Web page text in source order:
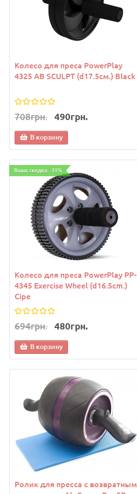
Козырек теннисный женский
Joma 400635-002 Бирюзовый
Колесо для преса PowerPlay
4325 AB SCULPT (d17.5см.) Black
708грн. 490грн.
В корзину
Ваша скидка: -31%
Колесо для преса PowerPlay PP-
4345 Exercise Wheel (d16.5cm.)
Сіре
694грн. 480грн.
В корзину
Ролик для пресса с возвратным